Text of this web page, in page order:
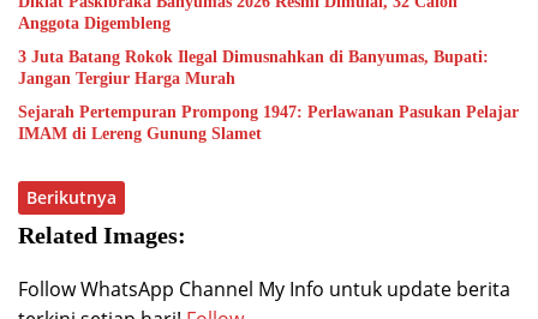
Anggota Digembleng
3 Juta Batang Rokok Ilegal Dimusnahkan di Banyumas, Bupati:
Jangan Tergiur Harga Murah
Sejarah Pertempuran Prompong 1947: Perlawanan Pasukan Pelajar
IMAM di Lereng Gunung Slamet
Berikutnya
Related Images:
Follow WhatsApp Channel My Info untuk update berita